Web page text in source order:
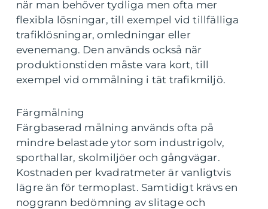
när man behöver tydliga men ofta mer
flexibla lösningar, till exempel vid tillfälliga
trafiklösningar, omledningar eller
evenemang. Den används också när
produktionstiden måste vara kort, till
exempel vid ommålning i tät trafikmiljö.
Färgmålning
Färgbaserad målning används ofta på
mindre belastade ytor som industrigolv,
sporthallar, skolmiljöer och gångvägar.
Kostnaden per kvadratmeter är vanligtvis
lägre än för termoplast. Samtidigt krävs en
noggrann bedömning av slitage och